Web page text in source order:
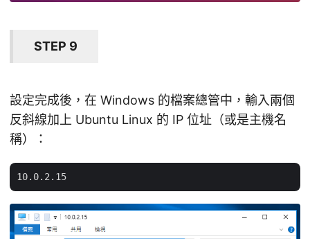
STEP 9
設定完成後，在 Windows 的檔案總管中，輸入兩個
反斜線加上 Ubuntu Linux 的 IP 位址（或是主機名
稱）：